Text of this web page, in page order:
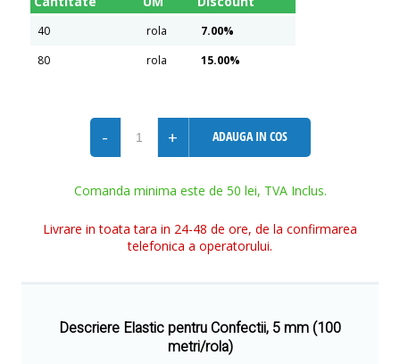
40 rola
7.00%
80
rola 15.00%
- + ADAUGA IN COS
Comanda minima este de 50 lei, TVA Inclus.
Livrare in toata tara in 24-48 de ore, de la confirmarea
telefonica a operatorului.
Descriere Elastic pentru Confectii, 5 mm (100
metri/rola)